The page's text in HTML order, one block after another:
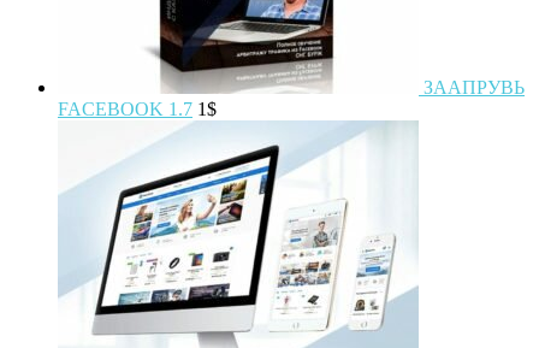
ЗААПРУВЬ
FACEBOOK 1.7 1$